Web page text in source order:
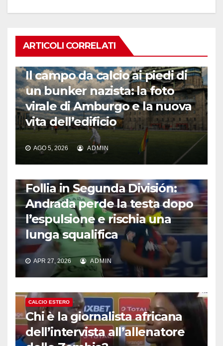
ARTICOLI CORRELATI
Il campo da calcio ai piedi di
un bunker nazista: la foto
virale di Amburgo e la nuova
vita dell’edificio
AGO 5, 2026 ADMIN
Follia in Segunda División:
Andrada perde la testa dopo
l’espulsione e rischia una
lunga squalifica
APR 27, 2026 ADMIN
CALCIO ESTERO
Chi è la giornalista africana
dell’intervista all’allenatore